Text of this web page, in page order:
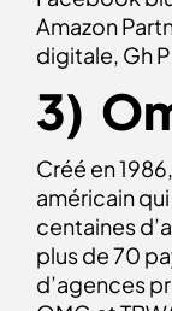
Amazon
digitale, Gh
3)
Créé en
américain
centaines
plus de 70
d’agences